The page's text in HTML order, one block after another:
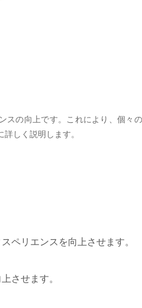
の向上です。これにより、個々
しく説明します。
ペリエンスを向上させます。
させます。